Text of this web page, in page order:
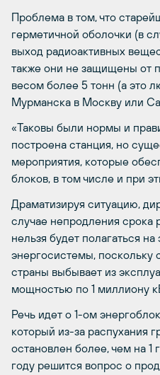
Проблема в том, что
герметичной оболочки (в
выход радиоактивных
также они не защищены от
весом более 5 тонн (а это
Мурманска в Москву или
«Таковы были нормы и
построена станция, но
мероприятия, которые
блоков, в том числе и при
Драматизируя ситуацию,
случае непродления срока
нельзя будет полагаться
энергосистемы, поскольку
страны выбывает из
мощностью по 1 миллиону
Речь идет о 1-ом
который из-за распухания
остановлен более, чем на
году решится вопрос о